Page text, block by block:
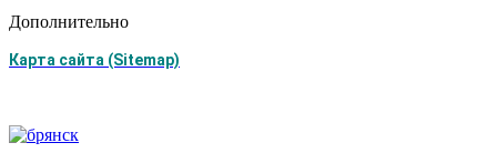
Дополнительно
Карта сайта (Sitemap)